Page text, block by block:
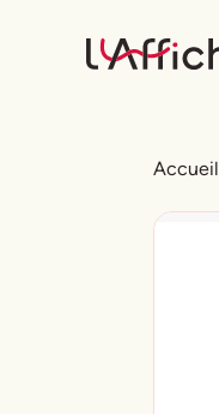
Accueil